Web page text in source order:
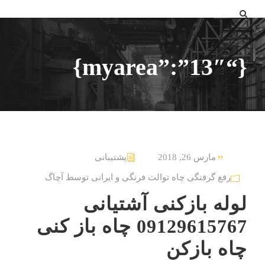
{“myarea”:”13″}
مارس 26, 2018 پشتیبانی
رفع گرفتگی چاه توالت فرنگی و ایرانی توسط آچاگ
لوله بازکنی آشتیانی
09129615767 چاه باز کنی
چاه بازکن